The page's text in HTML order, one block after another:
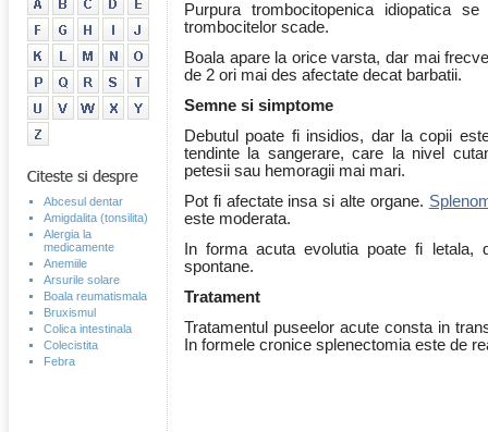
Abcesul dentar
Amigdalita (tonsilita)
Alergia la
medicamente
Anemiile
Arsurile solare
Boala reumatismala
Bruxismul
Colica intestinala
Colecistita
Febra
Purpura trombocitopenica idiopatica
trombocitelor scade.
Boala apare la orice varsta, dar mai
de 2 ori mai des afectate decat barbatii.
Semne si simptome
Debutul poate fi insidios, dar la copii
tendinte la sangerare, care la nivel
petesii sau hemoragii mai mari.
Pot fi afectate insa si alte organe.
este moderata.
In forma acuta evolutia poate fi letala,
spontane.
Tratament
Tratamentul puseelor acute consta in
In formele cronice splenectomia este de